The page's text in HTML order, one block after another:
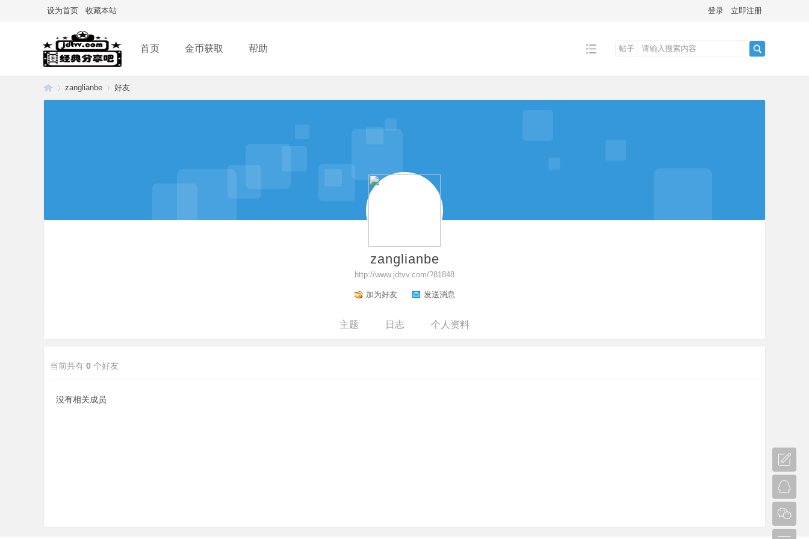
设为首页 收藏本站 登录 立即注册
首页 金币获取 帮助
帖子
zanglianbe 好友
zanglianbe
http://www.jdtvv.com/?81848
加为好友 发送消息
主题 日志 个人资料
当前共有 0 个好友
没有相关成员